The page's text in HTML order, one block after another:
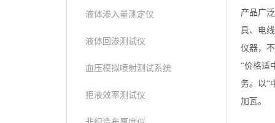
液体渗入量测定仪
液体回渗测试仪
血压模拟喷射测试系统
拒液效率测试仪
产品广
具、电
仪器，
“价格适
务。以“
加瓦。